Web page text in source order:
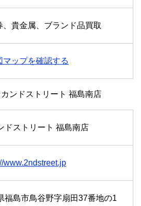
、貴金属、ブランド品買取
マップを確認する
ンドストリート 福島南店
ドストリート 福島南店
www.2ndstreet.jp
福島市鳥谷野字扇田37番地の1